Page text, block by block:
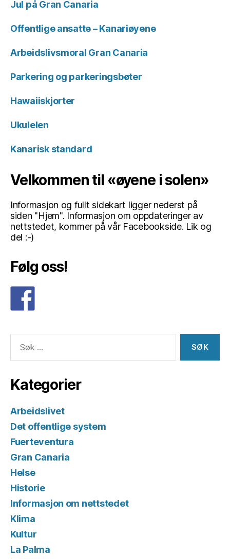
Jul på Gran Canaria
Offentlige ansatte – Kanariøyene
Arbeidslivsmoral Gran Canaria
Parkering og parkeringsbøter
Hawaiiskjorter
Ukulelen
Kanarisk standard
Velkommen til «øyene i solen»
Informasjon og fullt sidekart ligger nederst på
siden "Hjem". Informasjon om oppdateringer av
nettstedet, kommer på vår Facebookside. Lik og
del :-)
Følg oss!
etter:
Kategorier
Arbeidslivet
Det offentlige system
Fuerteventura
Gran Canaria
Helse
Historie
Informasjon om nettstedet
Klima
Kultur
La Palma